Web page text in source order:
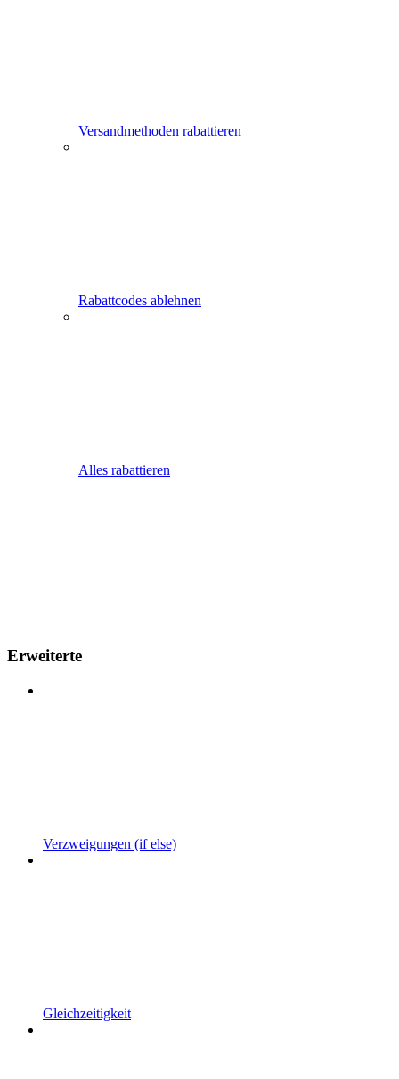
Versandmethoden rabattieren
Rabattcodes ablehnen
Alles rabattieren
Erweiterte
Verzweigungen (if else)
Gleichzeitigkeit